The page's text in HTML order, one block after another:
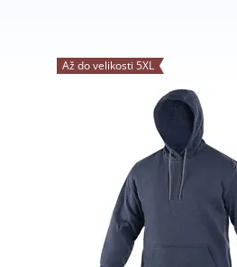
Až do velikosti 5XL